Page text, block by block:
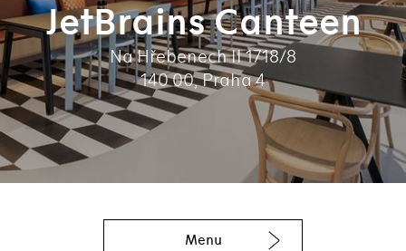
JetBrains Canteen
Na Hřebenech II 1718/8
140 00, Praha 4
Menu